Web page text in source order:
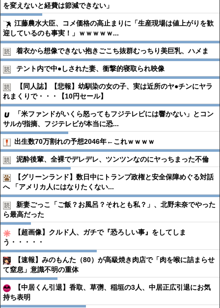
を変えないと経費は節減できない」
江藤農水大臣、コメ価格の高止まりに「生産現場は値上がりを歓
迎しているのも事実！」ｗｗｗｗｗ...
着衣から想像できない抱きごこち抜群むっちり美巨乳、ハメま
テント内で中●︎しされた妻、衝撃的寝取られ映像
【同人誌】【悲報】幼馴染の女の子、実は近所のヤ●︎チンにヤラ
れまくりで・・・【10円セール】
「米ファンドがいくら怒ってもフジテレビには響かない」とコン
サルが指摘、フジテレビが本当に恐...
出生数70万割れの予想2046年←これｗｗｗｗ
泥酔後輩、全裸でデレデレ、ツンツンなのにヤっちまった不倫
【グリーンランド】数日中にトランプ政権と安全保障めぐる対話
へ 「アメリカ人にはなりたくない...
新妻ごっこ「ご飯？お風呂？それとも私？」、北野未奈でやった
ら最高だった
【超画像】クルド人、ガチで『恐ろしい事』をしてしま
う・・・・・
【速報】みのもんた（80）が高級焼き肉店で「肉を喉に詰まらせ
て窒息」意識不明の重体
【中居くん引退】香取、草彅、稲垣の3人、中居正広引退にお気
持ち表明